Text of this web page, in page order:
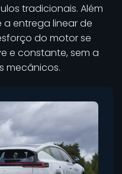
tradicionais. Além
entrega linear de
do motor se
e constante, sem a
mecânicos.